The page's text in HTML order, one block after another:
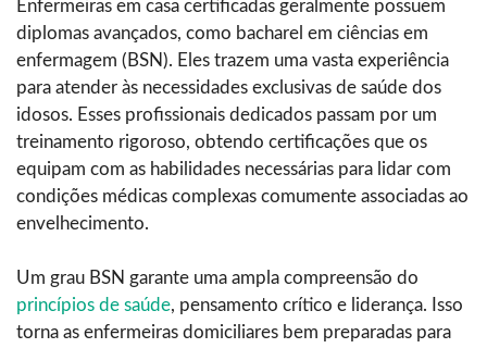
Enfermeiras em casa certificadas geralmente possuem
diplomas avançados, como bacharel em ciências em
enfermagem (BSN). Eles trazem uma vasta experiência
para atender às necessidades exclusivas de saúde dos
idosos. Esses profissionais dedicados passam por um
treinamento rigoroso, obtendo certificações que os
equipam com as habilidades necessárias para lidar com
condições médicas complexas comumente associadas ao
envelhecimento.
Um grau BSN garante uma ampla compreensão do
princípios de saúde, pensamento crítico e liderança. Isso
torna as enfermeiras domiciliares bem preparadas para